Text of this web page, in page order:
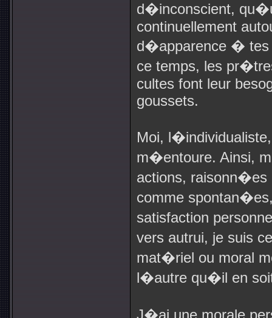
d�inconscient,
continuellement
d�apparence � tes
ce temps, les
cultes font leur
goussets.
Moi,
m�entoure. Ainsi,
actions,
comme
satisfaction
vers autrui, je suis
mat�riel ou moral
l�autre qu�il en
J�ai une morale